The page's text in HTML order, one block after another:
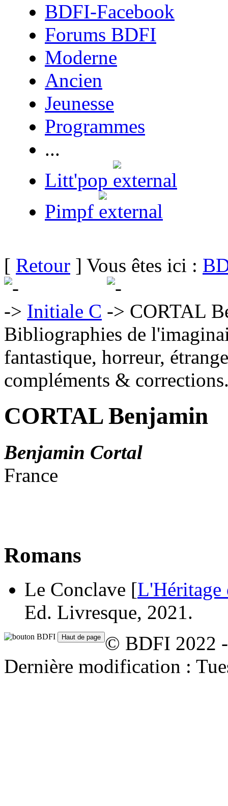
BDFI-Facebook
Forums BDFI
Moderne
Ancien
Jeunesse
Programmes
...
Litt'pop
Pimpf
[ Retour ] Vous êtes ici :
Initiale C
CORTAL
Bibliographies de
fantastique, horreur,
compléments &
CORTAL Benjamin
Benjamin Cortal
France
Romans
Le Conclave [L'Héritage
Ed. Livresque, 2021.
© BDFI 2022
Dernière modification :